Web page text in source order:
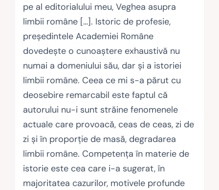
pe al editorialului meu, Veghea asupra
limbii române […]. Istoric de profesie,
preşedintele Academiei Române
dovedeşte o cunoaştere exhaustivă nu
numai a domeniului său, dar şi a istoriei
limbii române. Ceea ce mi s-a părut cu
deosebire remarcabil este faptul că
autorului nu-i sunt străine fenomenele
actuale care provoacă, ceas de ceas, zi de
zi şi în proporţie de masă, degradarea
limbii române. Competenţa în materie de
istorie este cea care i-a sugerat, în
majoritatea cazurilor, motivele profunde